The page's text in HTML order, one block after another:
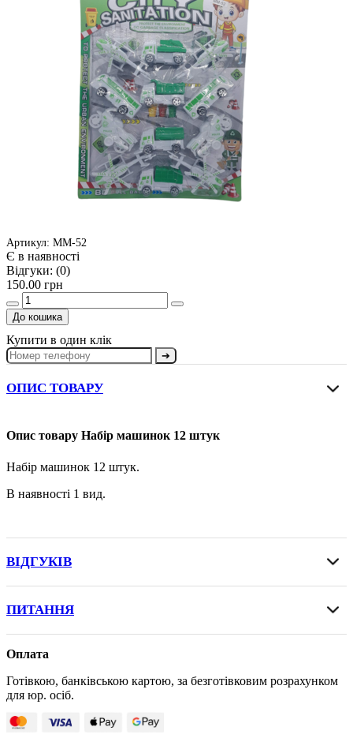
Артикул: ММ-52
Є в наявності
Відгуки: (0)
150.00 грн
До кошика
Купити в один клік
➔
ОПИС ТОВАРУ
Опис товару Набір машинок 12 штук
Набір машинок 12 штук.
В наявності 1 вид.
ВІДГУКІВ
ПИТАННЯ
Оплата
Готівкою, банківською картою, за безготівковим розрахунком
для юр. осіб.